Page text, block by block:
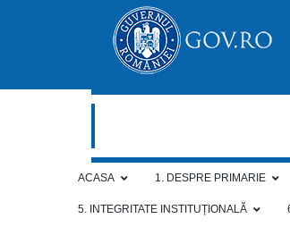
ACASA 1. DESPRE PRIMARIE
5. INTEGRITATE INSTITUȚIONALĂ